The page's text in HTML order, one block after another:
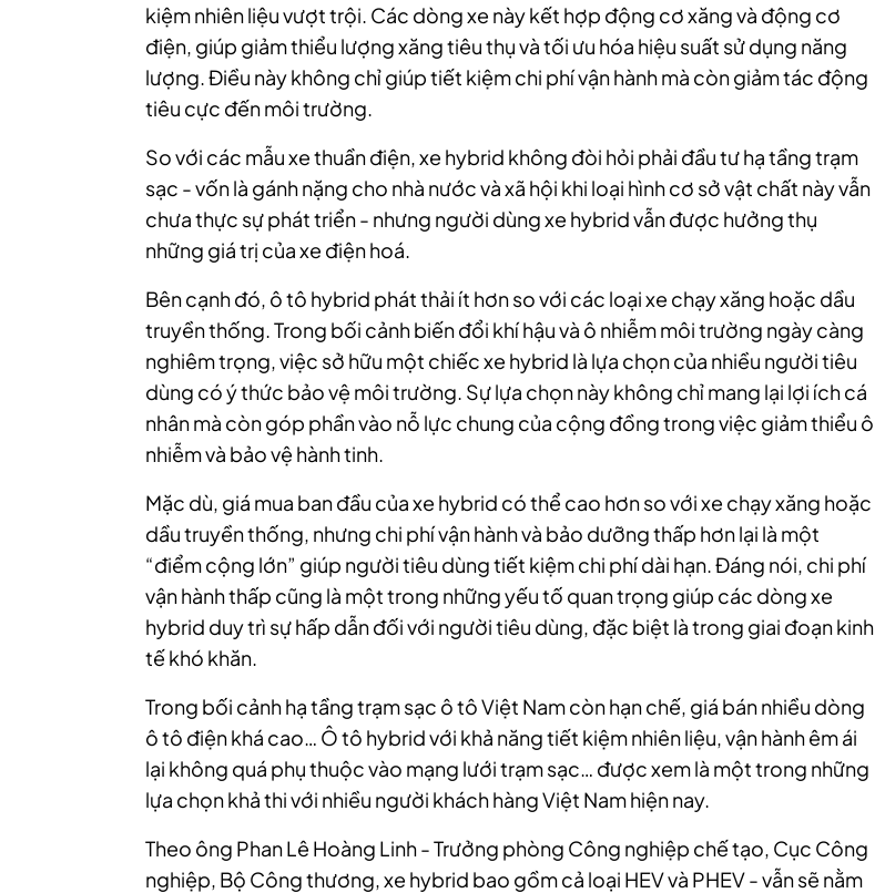
kiệm nhiên liệu vượt trội. Các dòng xe này kết hợp động cơ xăng và động cơ
điện, giúp giảm thiểu lượng xăng tiêu thụ và tối ưu hóa hiệu suất sử dụng năng
lượng. Điều này không chỉ giúp tiết kiệm chi phí vận hành mà còn giảm tác động
tiêu cực đến môi trường.
So với các mẫu xe thuần điện, xe hybrid không đòi hỏi phải đầu tư hạ tầng trạm
sạc - vốn là gánh nặng cho nhà nước và xã hội khi loại hình cơ sở vật chất này vẫn
chưa thực sự phát triển - nhưng người dùng xe hybrid vẫn được hưởng thụ
những giá trị của xe điện hoá.
Bên cạnh đó, ô tô hybrid phát thải ít hơn so với các loại xe chạy xăng hoặc dầu
truyền thống. Trong bối cảnh biến đổi khí hậu và ô nhiễm môi trường ngày càng
nghiêm trọng, việc sở hữu một chiếc xe hybrid là lựa chọn của nhiều người tiêu
dùng có ý thức bảo vệ môi trường. Sự lựa chọn này không chỉ mang lại lợi ích cá
nhân mà còn góp phần vào nỗ lực chung của cộng đồng trong việc giảm thiểu ô
nhiễm và bảo vệ hành tinh.
Mặc dù, giá mua ban đầu của xe hybrid có thể cao hơn so với xe chạy xăng hoặc
dầu truyền thống, nhưng chi phí vận hành và bảo dưỡng thấp hơn lại là một
“điểm cộng lớn” giúp người tiêu dùng tiết kiệm chi phí dài hạn. Đáng nói, chi phí
vận hành thấp cũng là một trong những yếu tố quan trọng giúp các dòng xe
hybrid duy trì sự hấp dẫn đối với người tiêu dùng, đặc biệt là trong giai đoạn kinh
tế khó khăn.
Trong bối cảnh hạ tầng trạm sạc ô tô Việt Nam còn hạn chế, giá bán nhiều dòng
ô tô điện khá cao… Ô tô hybrid với khả năng tiết kiệm nhiên liệu, vận hành êm ái
lại không quá phụ thuộc vào mạng lưới trạm sạc… được xem là một trong những
lựa chọn khả thi với nhiều người khách hàng Việt Nam hiện nay.
Theo ông Phan Lê Hoàng Linh - Trưởng phòng Công nghiệp chế tạo, Cục Công
nghiệp, Bộ Công thương, xe hybrid bao gồm cả loại HEV và PHEV - vẫn sẽ nằm